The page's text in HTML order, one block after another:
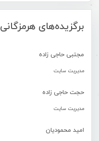
برگزیده‌های هرمزگانی
مجتبی حاجی زاده
مدیریت سایت
حجت حاجی زاده
مدیریت سایت
امید محمودیان